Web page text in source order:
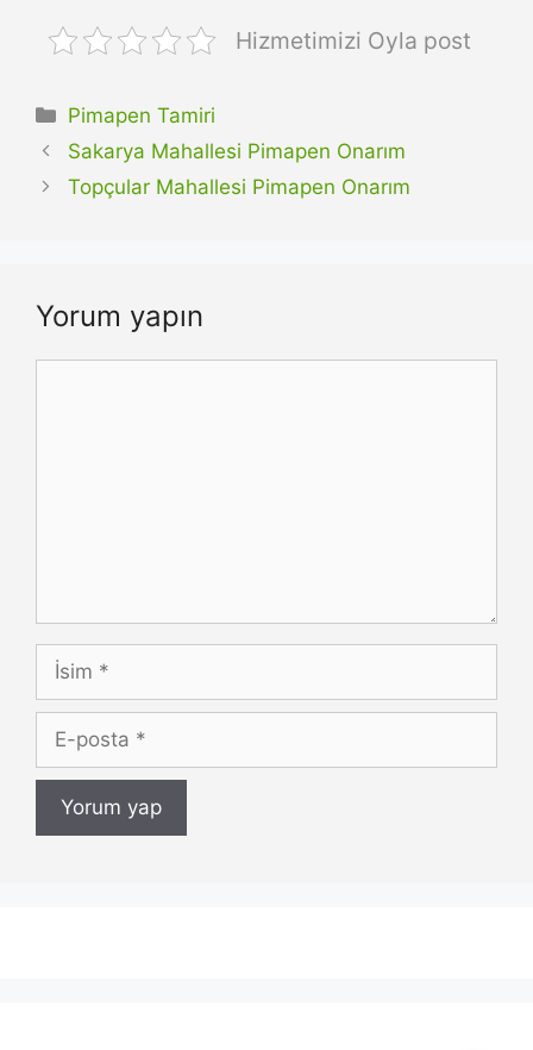
Hizmetimizi Oyla post
Kategoriler
Pimapen Tamiri
Sakarya Mahallesi Pimapen Onarım
Topçular Mahallesi Pimapen Onarım
Yorum yapın
İsim
posta